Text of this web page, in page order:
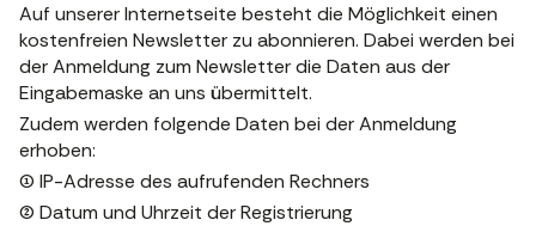
Auf unserer Internetseite besteht die Möglichkeit einen
kostenfreien Newsletter zu abonnieren. Dabei werden bei
der Anmeldung zum Newsletter die Daten aus der
Eingabemaske an uns übermittelt.
Zudem werden folgende Daten bei der Anmeldung
erhoben:
(1) IP-Adresse des aufrufenden Rechners
(2) Datum und Uhrzeit der Registrierung